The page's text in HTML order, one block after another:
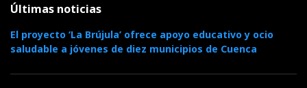
Últimas noticias
El proyecto ‘La Brújula’ ofrece apoyo educativo y ocio
saludable a jóvenes de diez municipios de Cuenca